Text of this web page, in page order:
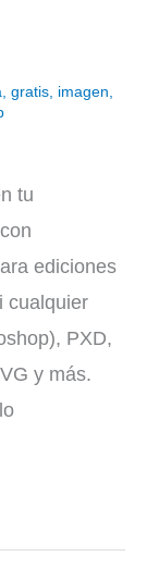
gratis imagen
tu
ediciones
cualquier
PXD,
y más.